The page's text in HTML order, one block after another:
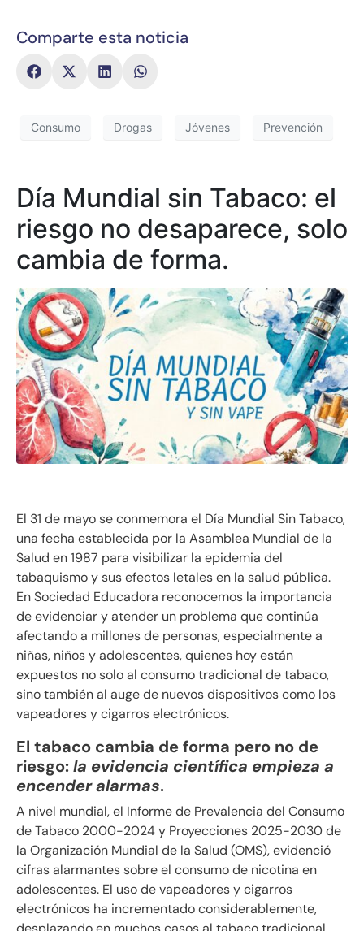
Comparte esta noticia
Consumo Drogas Jóvenes Prevención
Día Mundial sin Tabaco: el
riesgo no desaparece, solo
cambia de forma.
El 31 de mayo se conmemora el Día Mundial Sin Tabaco,
una fecha establecida por la Asamblea Mundial de la
Salud en 1987 para visibilizar la epidemia del
tabaquismo y sus efectos letales en la salud pública.
En Sociedad Educadora reconocemos la importancia
de evidenciar y atender un problema que continúa
afectando a millones de personas, especialmente a
niñas, niños y adolescentes, quienes hoy están
expuestos no solo al consumo tradicional de tabaco,
sino también al auge de nuevos dispositivos como los
vapeadores y cigarros electrónicos.
El tabaco cambia de forma pero no de
riesgo:la evidencia científica empieza a
encender alarmas.
A nivel mundial, el Informe de Prevalencia del Consumo
de Tabaco 2000-2024 y Proyecciones 2025-2030 de
la Organización Mundial de la Salud (OMS), evidenció
cifras alarmantes sobre el consumo de nicotina en
adolescentes. El uso de vapeadores y cigarros
electrónicos ha incrementado considerablemente,